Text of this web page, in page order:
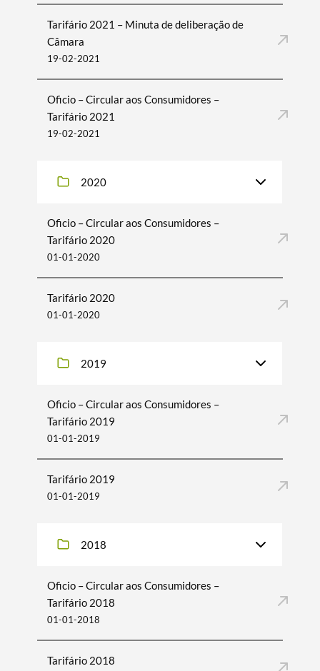
Termo de Pesquisa
Filtros
Tarifário 2021 – Minuta de deliberação de
Câmara
19-02-2021
Oficio – Circular aos Consumidores –
Tarifário 2021
19-02-2021
2020
Oficio – Circular aos Consumidores –
Tarifário 2020
01-01-2020
Tarifário 2020
01-01-2020
2019
Oficio – Circular aos Consumidores –
Tarifário 2019
01-01-2019
Tarifário 2019
01-01-2019
2018
Oficio – Circular aos Consumidores –
Tarifário 2018
01-01-2018
Tarifário 2018